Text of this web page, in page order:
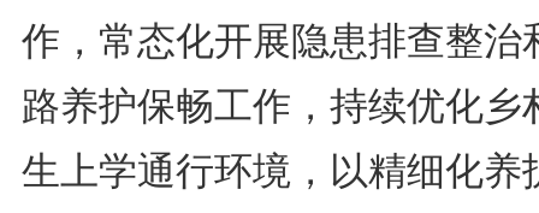
作，常态化开展隐患排查整治
路养护保畅工作，持续优化乡
生上学通行环境，以精细化养